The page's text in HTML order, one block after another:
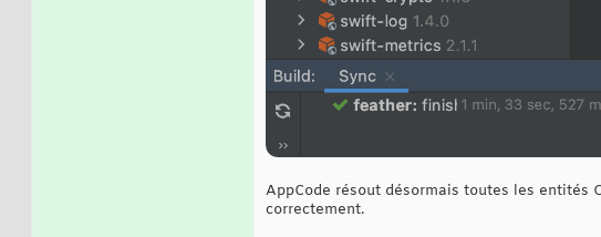
AppCode résout désormais toutes les entités
correctement.